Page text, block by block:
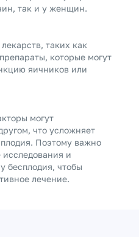
так и у женщин.
таких как
которые могут
яичников или
могут
что усложняет
Поэтому важно
и
бесплодия, чтобы
лечение.